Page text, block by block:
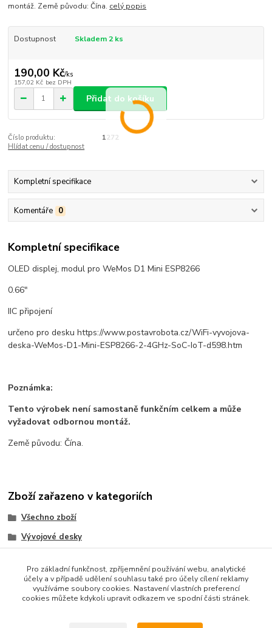
montáž. Země původu: Čína. celý popis
Dostupnost Skladem 2 ks
190,00 Kč/ks
157,02 Kč bez DPH
Přidat do košíku
Číslo produktu:
1272
Hlídat cenu / dostupnost
Kompletní specifikace
Komentáře 0
Kompletní specifikace
OLED displej, modul pro WeMos D1 Mini ESP8266
0.66"
IIC připojení
určeno pro desku https://www.postavrobota.cz/WiFi-vyvojova-
deska-WeMos-D1-Mini-ESP8266-2-4GHz-SoC-IoT-d598.htm
Poznámka:
Tento výrobek není samostaně funkčním celkem a může
vyžadovat odbornou montáž.
Země původu: Čína.
Zboží zařazeno v kategoriích
Všechno zboží
Vývojové desky
Wifi ESP8266 ESP32
Moduly
Pro základní funkčnost, zpříjemnění používání webu, analytické
účely a v případě udělení souhlasu také pro účely cílení reklamy
využíváme soubory cookies. Nastavení vlastních preferencí
cookies můžete kdykoli upravit odkazem ve spodní části stránek.